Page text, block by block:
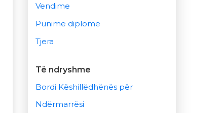
Vendime
Punime diplome
Tjera
Të ndryshme
Bordi Këshillëdhënës për
Ndërmarrësi